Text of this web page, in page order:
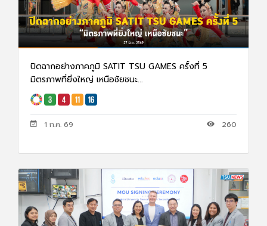
ปิดฉากอย่างภาคภูมิ SATIT TSU GAMES ครั้งที่ 5
มิตรภาพที่ยิ่งใหญ่ เหนือชัยชนะ...
1 ก.ค. 69 260